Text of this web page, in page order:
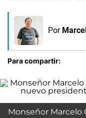
Por
Para compartir:
Monseñor Marcelo